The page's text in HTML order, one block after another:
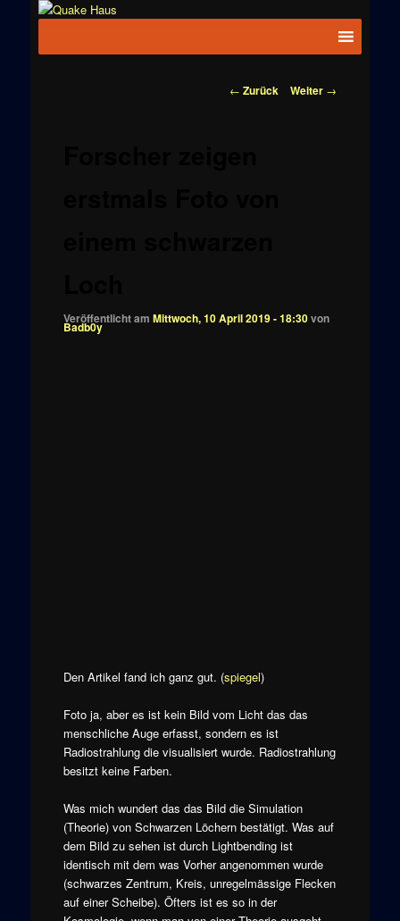
News zu
Beitragsnavigation
← Zurück Weiter →
Veröffentlicht am Mittwoch, 10 April 2019 - 18:30von
Badb0y
Den Artikel fand ich ganz gut. (spiegel)
Foto ja, aber es ist kein Bild vom Licht das das
menschliche Auge erfasst, sondern es ist
Radiostrahlung die visualisiert wurde. Radiostrahlung
besitzt keine Farben.
Was mich wundert das das Bild die Simulation
(Theorie) von Schwarzen Löchern bestätigt. Was auf
dem Bild zu sehen ist durch Lightbending ist
identisch mit dem was Vorher angenommen wurde
(schwarzes Zentrum, Kreis, unregelmässige Flecken
auf einer Scheibe). Öfters ist es so in der